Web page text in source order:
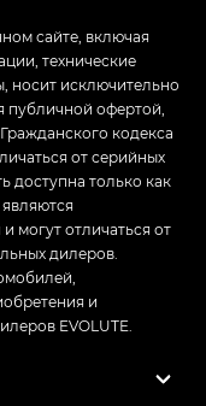
сайте, включая
технические
носит исключительно
публичной офертой,
кодекса
от серийных
доступна только как
могут отличаться от
дилеров.
и
EVOLUTE.